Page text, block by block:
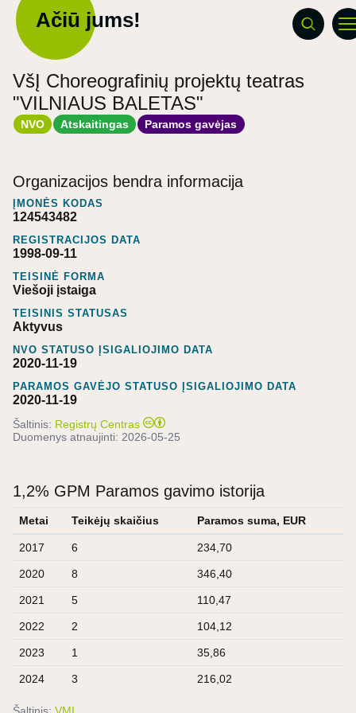
Ačiū jums!
VšĮ Choreografinių projektų teatras
"VILNIAUS BALETAS"
NVO Atskaitingas Paramos gavėjas
Organizacijos bendra informacija
ĮMONĖS KODAS
124543482
REGISTRACIJOS DATA
1998-09-11
TEISINĖ FORMA
Viešoji įstaiga
TEISINIS STATUSAS
Aktyvus
NVO STATUSO ĮSIGALIOJIMO DATA
2020-11-19
PARAMOS GAVĖJO STATUSO ĮSIGALIOJIMO DATA
2020-11-19
Šaltinis: Registrų Centras
Duomenys atnaujinti: 2026-05-25
1,2% GPM Paramos gavimo istorija
Metai Teikėjų skaičius Paramos suma, EUR
2017 6 234,70
2020 8 346,40
2021 5 110,47
2022 2 104,12
2023 1 35,86
2024 3 216,02
Šaltinis: VMI